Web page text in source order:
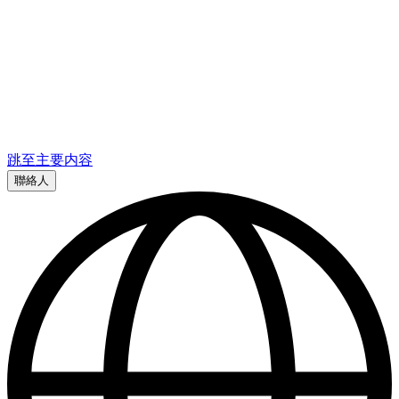
跳至主要内容
聯絡人